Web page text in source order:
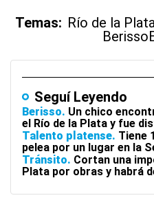
Temas: Río de la
Berisso
Seguí Leyendo
Berisso Un chico
el Río de la Plata y fue
Talento platense Tiene
pelea por un lugar en la
Tránsito Cortan una
Plata por obras y habrá